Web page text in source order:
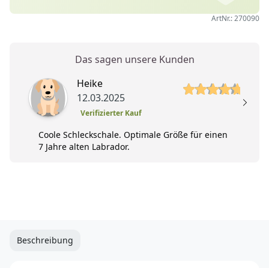
ArtNr.: 270090
Das sagen unsere Kunden
Heike
12.03.2025
Verifizierter Kauf
5 von 5 Sterne
Coole Schleckschale. Optimale Größe für einen
7 Jahre alten Labrador.
Beschreibung